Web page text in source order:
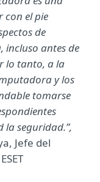
el pie
de
incluso antes de
lo tanto, a la
y los
tomarse
seguridad.”,
Jefe del